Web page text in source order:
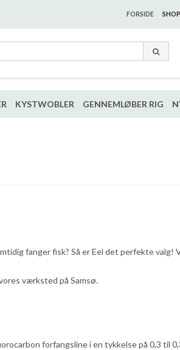
FORSIDE SHOP
KYSTWOBLER GENNEMLØBER RIG
fanger fisk? Så er Eel det perfekte
værksted på Samsø.
forfangsline i en tykkelse på 0,3 til